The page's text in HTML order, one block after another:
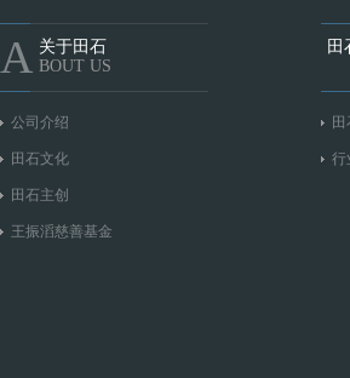
A 关于田石
BOUT US
公司介绍
田石文化
田石主创
王振滔慈善基金
田
行